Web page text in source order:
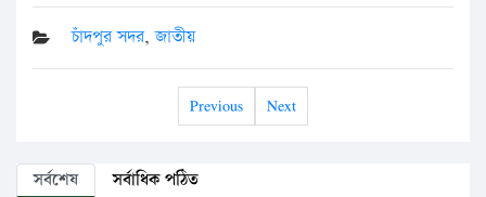
চাঁদপুর সদর,জাতীয়
Previous Next
সর্বশেষ সর্বাধিক পঠিত